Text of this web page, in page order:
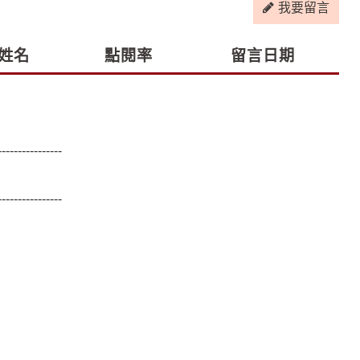
我要留言
名 點閱率 留言日期